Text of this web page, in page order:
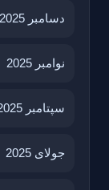
دسامبر 2025
نوامبر 2025
سپتامبر 2025
جولای 2025